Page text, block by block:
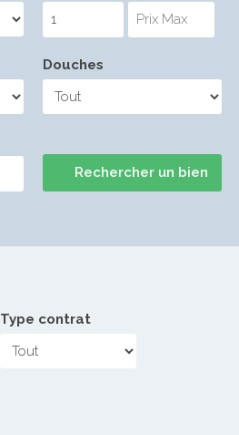
Douches
Type contrat